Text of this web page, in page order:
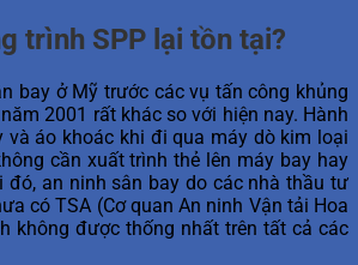
trình SPP lại tồn tại?
bay ở Mỹ trước các vụ tấn công khủng
2001 rất khác so với hiện nay. Hành
và áo khoác khi đi qua máy dò kim loại
cần xuất trình thẻ lên máy bay hay
đó, an ninh sân bay do các nhà thầu tư
có TSA (Cơ quan An ninh Vận tải Hoa
không được thống nhất trên tất cả các